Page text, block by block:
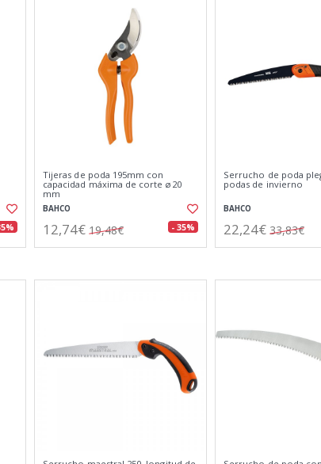
Tijeras de poda 195mm con
capacidad máxima de corte ø20
mm
BAHCO
12,74€ 19,48€ - 35%
Serrucho de poda
podas de invierno
BAHCO
22,24€ 33,83€